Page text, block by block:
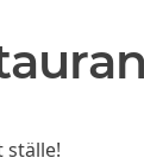
ställe!